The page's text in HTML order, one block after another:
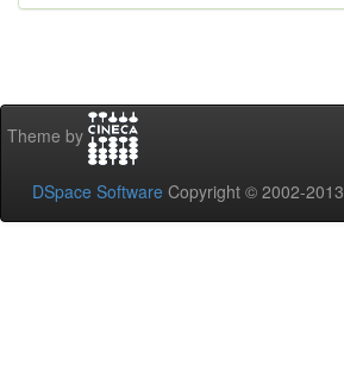
Theme by
DSpace Software Copyright © 2002-2013